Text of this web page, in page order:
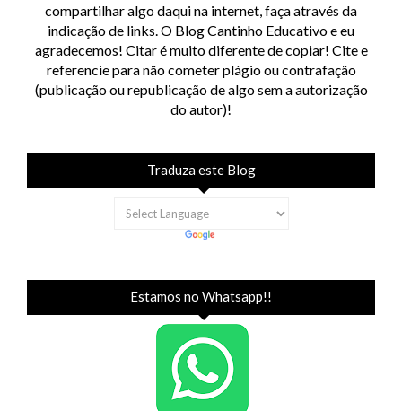
compartilhar algo daqui na internet, faça através da
indicação de links. O Blog Cantinho Educativo e eu
agradecemos! Citar é muito diferente de copiar! Cite e
referencie para não cometer plágio ou contrafação
(publicação ou republicação de algo sem a autorização
do autor)!
Traduza este Blog
Estamos no Whatsapp!!